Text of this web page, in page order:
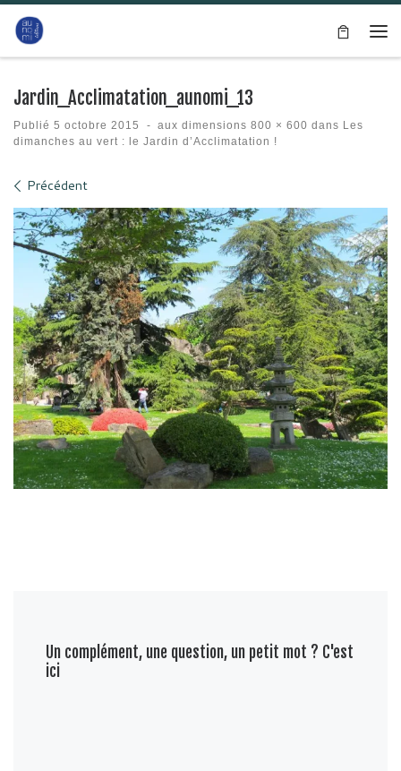
Passer au contenu
Jardin_Acclimatation_aunomi_13
Publié 5 octobre 2015 - aux dimensions 800 × 600 dans Les
dimanches au vert : le Jardin d’Acclimatation !
Navigation des images
Précédent
Un complément, une question, un petit mot ? C'est
ici